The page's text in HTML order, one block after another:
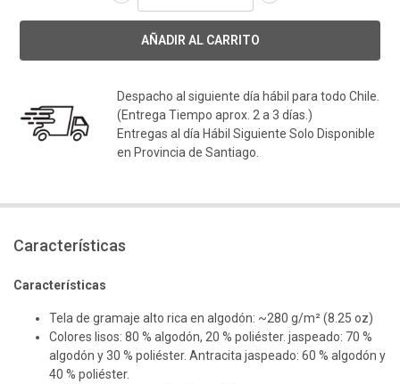
Despacho al siguiente día hábil para todo Chile.
(Entrega Tiempo aprox. 2 a 3 días.)
Entregas al día Hábil Siguiente Solo Disponible
en Provincia de Santiago.
Características
Características
Tela de gramaje alto rica en algodón: ~280 g/m² (8.25 oz)
Colores lisos: 80 % algodón, 20 % poliéster. jaspeado: 70 %
algodón y 30 % poliéster. Antracita jaspeado: 60 % algodón y
40 % poliéster.